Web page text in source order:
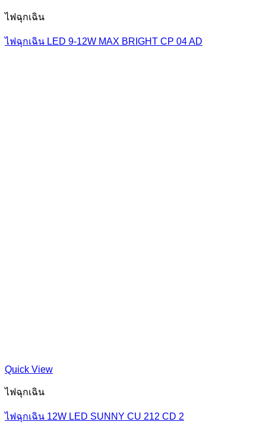
ไฟฉุกเฉิน
ไฟฉุกเฉิน LED 9-12W MAX BRIGHT CP 04 AD
Quick View
ไฟฉุกเฉิน
ไฟฉุกเฉิน 12W LED SUNNY CU 212 CD 2